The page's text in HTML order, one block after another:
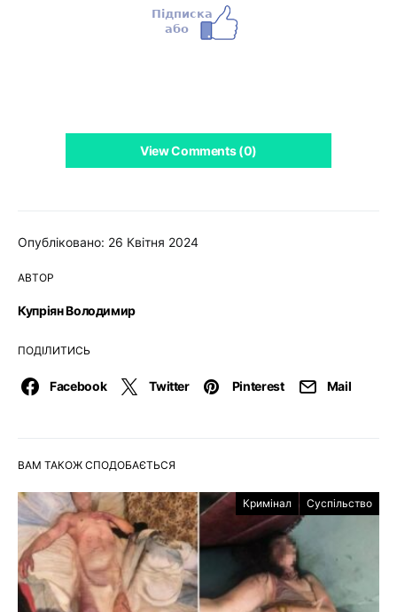
Опубліковано: 26 Квітня 2024
АВТОР
Купріян Володимир
ПОДІЛИТИСЬ
Facebook Twitter Pinterest Mail
View Comments (0)
ВАМ ТАКОЖ СПОДОБАЄТЬСЯ
Кримінал Суспільство